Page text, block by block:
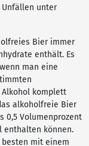
Unfällen unter
Bier immer
enthält. Es
man eine
Alkohol komplett
alkoholfreie Bier
0,5 Volumenprozent
enthalten können.
besten mit einem